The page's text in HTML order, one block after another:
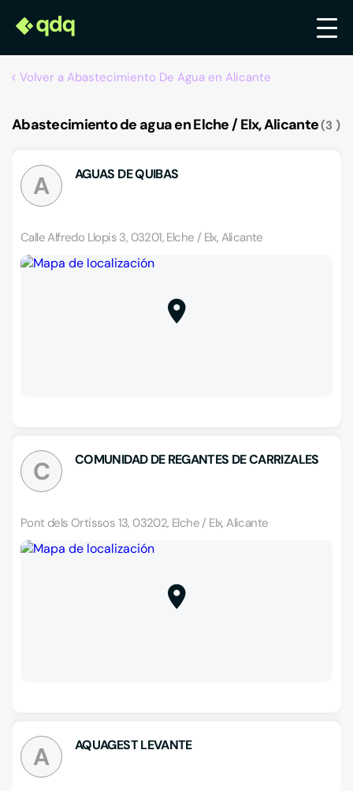
Volver a Abastecimiento De Agua en Alicante
Abastecimiento de agua en Elche / Elx, Alicante 3
A AGUAS DE QUIBAS
Calle Alfredo Llopis 3, 03201, Elche / Elx, Alicante
C COMUNIDAD DE REGANTES DE CARRIZALES
Pont dels Ortissos 13, 03202, Elche / Elx, Alicante
A AQUAGEST LEVANTE